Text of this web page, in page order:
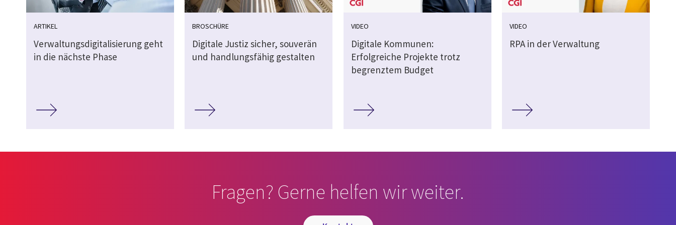
ARTIKEL
Verwaltungsdigitalisierung geht
in die nächste Phase
BROSCHÜRE
Digitale Justiz sicher, souverän
und handlungsfähig gestalten
VIDEO
Digitale Kommunen:
Erfolgreiche Projekte trotz
begrenztem Budget
VIDEO
RPA in der Verwaltung
Fragen? Gerne helfen wir weiter.